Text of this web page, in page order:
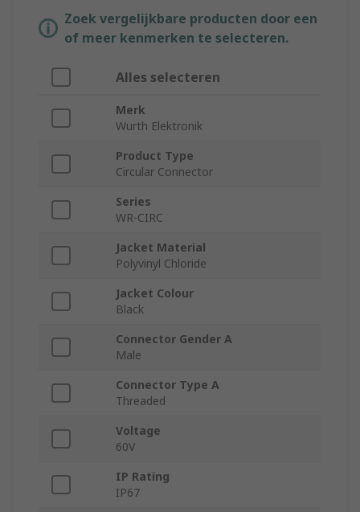
Zoek vergelijkbare producten door een
of meer kenmerken te selecteren.
Alles selecteren
Merk
Wurth Elektronik
Product Type
Circular Connector
Series
WR-CIRC
Jacket Material
Polyvinyl Chloride
Jacket Colour
Black
Connector Gender A
Male
Connector Type A
Threaded
Voltage
60V
IP Rating
IP67